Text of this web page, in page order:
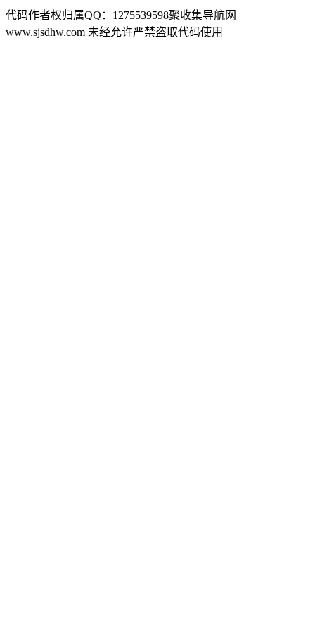
代码作者权归属QQ：1275539598聚收集导航网
www.sjsdhw.com 未经允许严禁盗取代码使用